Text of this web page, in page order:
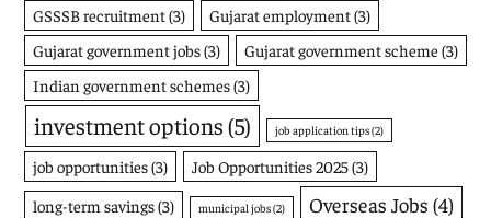
GSSSB recruitment(3) Gujarat employment(3)
Gujarat government jobs(3) Gujarat government scheme(3)
Indian government schemes(3)
investment options(5) job application tips(2)
job opportunities(3) Job Opportunities 2025(3)
long-term savings(3) municipal jobs(2) Overseas Jobs (4)